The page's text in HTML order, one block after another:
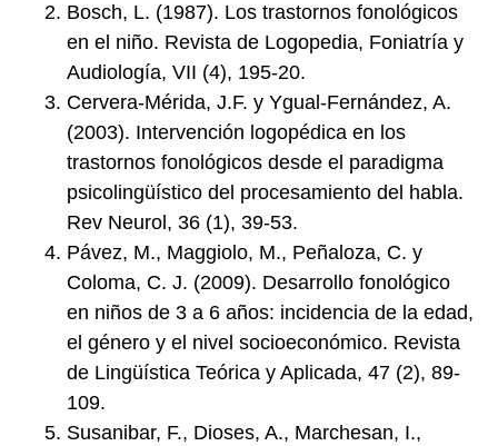
Bosch, L. (1987). Los trastornos fonológicos
en el niño. Revista de Logopedia, Foniatría y
Audiología, VII (4), 195-20.
Cervera-Mérida, J.F. y Ygual-Fernández, A.
(2003). Intervención logopédica en los
trastornos fonológicos desde el paradigma
psicolingüístico del procesamiento del habla.
Rev Neurol, 36 (1), 39-53.
Pávez, M., Maggiolo, M., Peñaloza, C. y
Coloma, C. J. (2009). Desarrollo fonológico
en niños de 3 a 6 años: incidencia de la edad,
el género y el nivel socioeconómico. Revista
de Lingüística Teórica y Aplicada, 47 (2), 89-
109.
Susanibar, F., Dioses, A., Marchesan, I.,